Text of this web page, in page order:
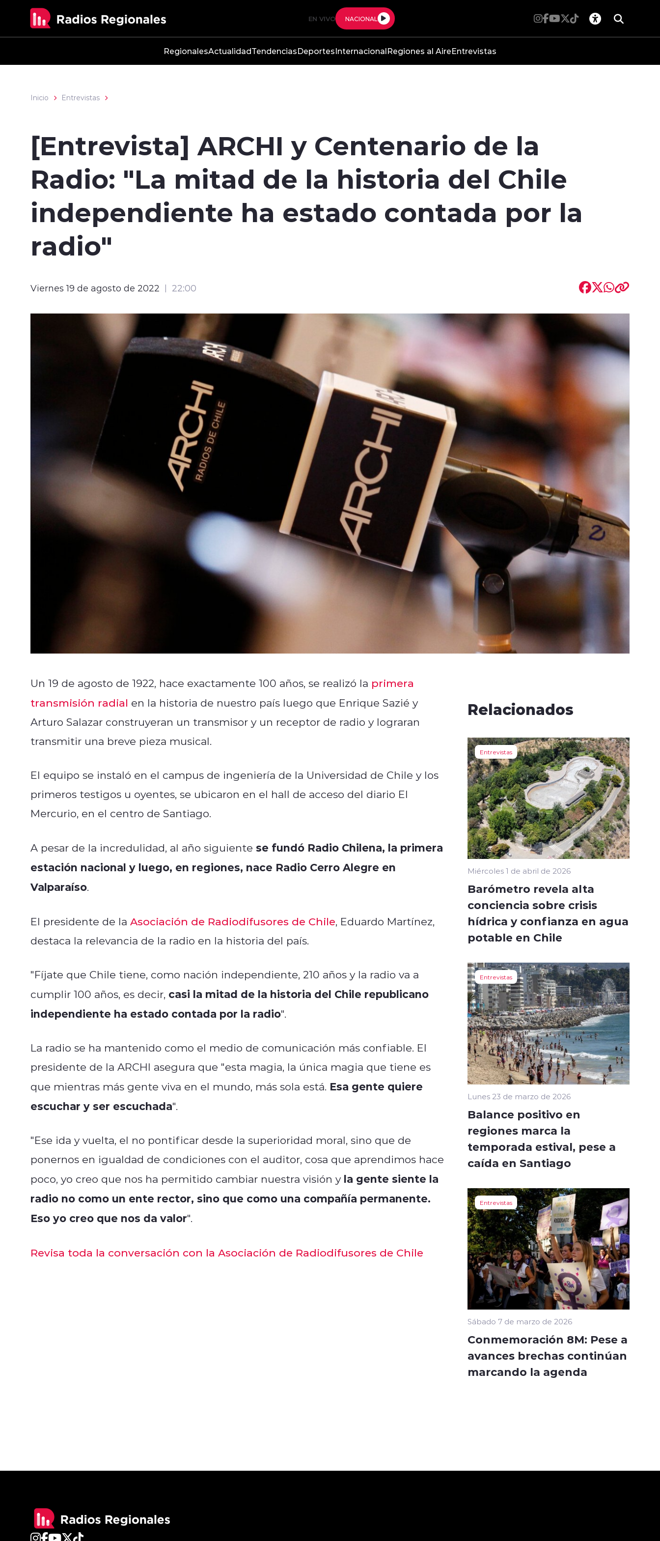
EN VIVO NACIONAL
RegionalesActualidadTendenciasDeportesInternacionalRegiones al AireEntrevistas
Inicio Entrevistas
[Entrevista] ARCHI y Centenario de la
Radio: "La mitad de la historia del Chile
independiente ha estado contada por la
radio"
Viernes 19 de agosto de 2022 22:00
Un 19 de agosto de 1922, hace exactamente 100 años, se realizó la primera
transmisión radial en la historia de nuestro país luego que Enrique Sazié y
Arturo Salazar construyeran un transmisor y un receptor de radio y lograran
transmitir una breve pieza musical.
El equipo se instaló en el campus de ingeniería de la Universidad de Chile y los
primeros testigos u oyentes, se ubicaron en el hall de acceso del diario El
Mercurio, en el centro de Santiago.
A pesar de la incredulidad, al año siguiente se fundó Radio Chilena, la primera
estación nacional y luego, en regiones, nace Radio Cerro Alegre en
Valparaíso.
El presidente de la Asociación de Radiodifusores de Chile, Eduardo Martínez,
destaca la relevancia de la radio en la historia del país.
"Fíjate que Chile tiene, como nación independiente, 210 años y la radio va a
cumplir 100 años, es decir, casi la mitad de la historia del Chile republicano
independiente ha estado contada por la radio".
La radio se ha mantenido como el medio de comunicación más confiable. El
presidente de la ARCHI asegura que "esta magia, la única magia que tiene es
que mientras más gente viva en el mundo, más sola está. Esa gente quiere
escuchar y ser escuchada".
"Ese ida y vuelta, el no pontificar desde la superioridad moral, sino que de
ponernos en igualdad de condiciones con el auditor, cosa que aprendimos hace
poco, yo creo que nos ha permitido cambiar nuestra visión y la gente siente la
radio no como un ente rector, sino que como una compañía permanente.
Eso yo creo que nos da valor".
Revisa toda la conversación con la Asociación de Radiodifusores de Chile
Relacionados
Entrevistas
Miércoles 1 de abril de 2026
Barómetro revela alta
conciencia sobre crisis
hídrica y confianza en agua
potable en Chile
Entrevistas
Lunes 23 de marzo de 2026
Balance positivo en
regiones marca la
temporada estival, pese a
caída en Santiago
Entrevistas
Sábado 7 de marzo de 2026
Conmemoración 8M: Pese a
avances brechas continúan
marcando la agenda